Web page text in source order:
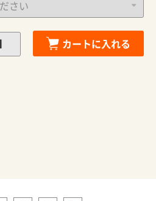
カートに入れる